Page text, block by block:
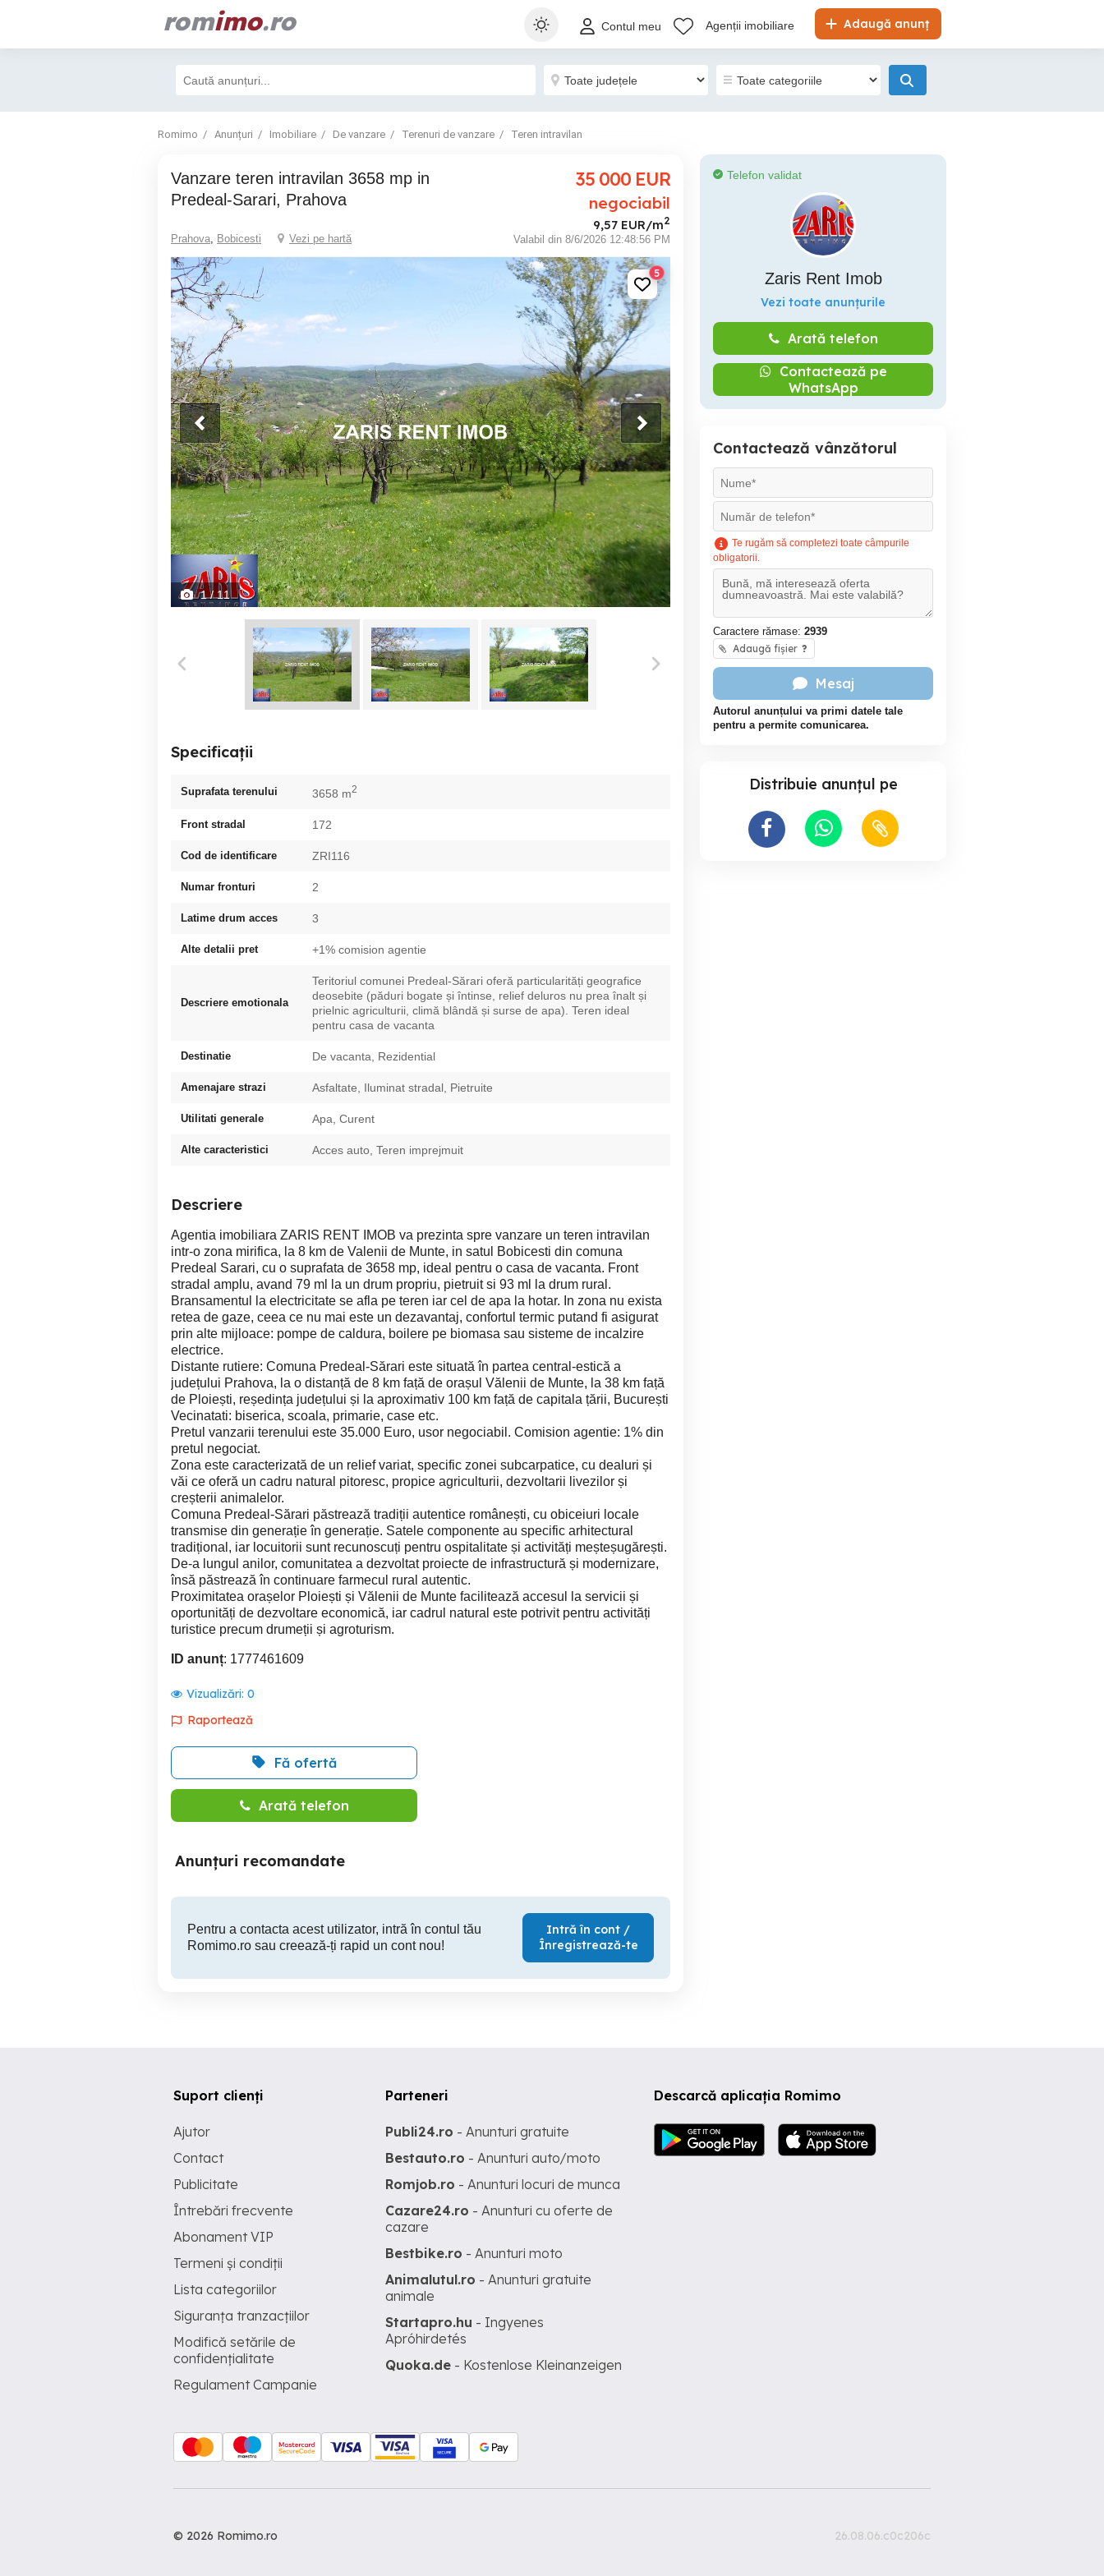
romimo.ro Adaugă anunț
Contul meu Agenții imobiliare
Romimo Anunțuri Imobiliare De vanzare Terenuri de vanzare Teren intravilan
Vanzare teren intravilan 3658 mp in
Predeal-Sarari, Prahova
35 000 EUR
negociabil
9,57 EUR/m2
Prahova
Bobicesti Vezi pe hartă Valabil din 8/6/2026 12:48:56 PM
5
1/ 11
Specificații
Suprafata terenului 3658 m2
Front stradal 172
Cod de identificare ZRI116
Numar fronturi 2
Latime drum acces 3
Alte detalii pret +1% comision agentie
Descriere emotionala
Teritoriul comunei Predeal-Sărari oferă particularități geografice
deosebite (păduri bogate și întinse, relief deluros nu prea înalt și
prielnic agriculturii, climă blândă și surse de apa). Teren ideal
pentru casa de vacanta
Destinatie De vacanta, Rezidential
Amenajare strazi Asfaltate, Iluminat stradal, Pietruite
Utilitati generale Apa, Curent
Alte caracteristici Acces auto, Teren imprejmuit
Descriere
Agentia imobiliara ZARIS RENT IMOB va prezinta spre vanzare un teren intravilan
intr-o zona mirifica, la 8 km de Valenii de Munte, in satul Bobicesti din comuna
Predeal Sarari, cu o suprafata de 3658 mp, ideal pentru o casa de vacanta. Front
stradal amplu, avand 79 ml la un drum propriu, pietruit si 93 ml la drum rural.
Bransamentul la electricitate se afla pe teren iar cel de apa la hotar. In zona nu exista
retea de gaze, ceea ce nu mai este un dezavantaj, confortul termic putand fi asigurat
prin alte mijloace: pompe de caldura, boilere pe biomasa sau sisteme de incalzire
electrice.
Distante rutiere: Comuna Predeal-Sărari este situată în partea central-estică a
județului Prahova, la o distanță de 8 km față de orașul Vălenii de Munte, la 38 km față
de Ploiești, reședința județului și la aproximativ 100 km față de capitala țării, București
Vecinatati: biserica, scoala, primarie, case etc.
Pretul vanzarii terenului este 35.000 Euro, usor negociabil. Comision agentie: 1% din
pretul negociat.
Zona este caracterizată de un relief variat, specific zonei subcarpatice, cu dealuri și
văi ce oferă un cadru natural pitoresc, propice agriculturii, dezvoltarii livezilor și
creșterii animalelor.
Comuna Predeal-Sărari păstrează tradiții autentice românești, cu obiceiuri locale
transmise din generație în generație. Satele componente au specific arhitectural
tradițional, iar locuitorii sunt recunoscuți pentru ospitalitate și activități meșteșugărești.
De-a lungul anilor, comunitatea a dezvoltat proiecte de infrastructură și modernizare,
însă păstrează în continuare farmecul rural autentic.
Proximitatea orașelor Ploiești și Vălenii de Munte facilitează accesul la servicii și
oportunități de dezvoltare economică, iar cadrul natural este potrivit pentru activități
turistice precum drumeții și agroturism.
ID anunț: 1777461609
Vizualizări: 0
Raportează
Fă ofertă
Arată telefon
Anunțuri recomandate
Pentru a contacta acest utilizator, intră în contul tău
Romimo.ro sau creează-ți rapid un cont nou!
Intră în cont /
Înregistrează-te
Telefon validat
Zaris Rent Imob
Vezi toate anunțurile
Arată telefon
Contactează pe
WhatsApp
Contactează vânzătorul
Te rugăm să completezi toate câmpurile
obligatorii.
Caractere rămase: 2939
Adaugă fișier ?
Mesaj
Autorul anunțului va primi datele tale
pentru a permite comunicarea.
Distribuie anunțul pe
Descarcă aplicația Romimo
Suport clienți
Ajutor
Contact
Publicitate
Întrebări frecvente
Abonament VIP
Termeni și condiții
Lista categoriilor
Siguranța tranzacțiilor
Modifică setările de
confidențialitate
Regulament Campanie
Parteneri
Publi24.ro - Anunturi gratuite
Bestauto.ro - Anunturi auto/moto
Romjob.ro - Anunturi locuri de munca
Cazare24.ro - Anunturi cu oferte de
cazare
Bestbike.ro - Anunturi moto
Animalutul.ro - Anunturi gratuite
animale
Startapro.hu - Ingyenes
Apróhirdetés
Quoka.de - Kostenlose Kleinanzeigen
© 2026 Romimo.ro 26.08.06.c0c206c